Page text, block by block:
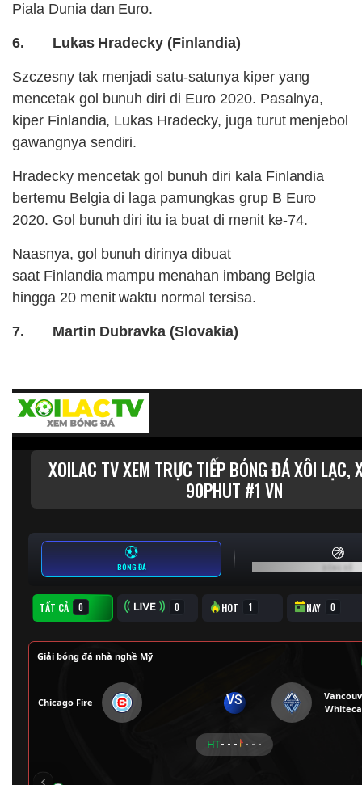
Piala Dunia dan Euro.
6. Lukas Hradecky (Finlandia)
Szczesny tak menjadi satu-satunya kiper yang
mencetak gol bunuh diri di Euro 2020. Pasalnya,
kiper Finlandia, Lukas Hradecky, juga turut menjebol
gawangnya sendiri.
Hradecky mencetak gol bunuh diri kala Finlandia
bertemu Belgia di laga pamungkas grup B Euro
2020. Gol bunuh diri itu ia buat di menit ke-74.
Naasnya, gol bunuh dirinya dibuat
saat Finlandia mampu menahan imbang Belgia
hingga 20 menit waktu normal tersisa.
7. Martin Dubravka (Slovakia)